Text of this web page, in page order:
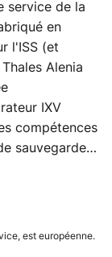
service de la
en
l'ISS (et
Alenia
IXV
compétences
sauvegarde…
est européenne.